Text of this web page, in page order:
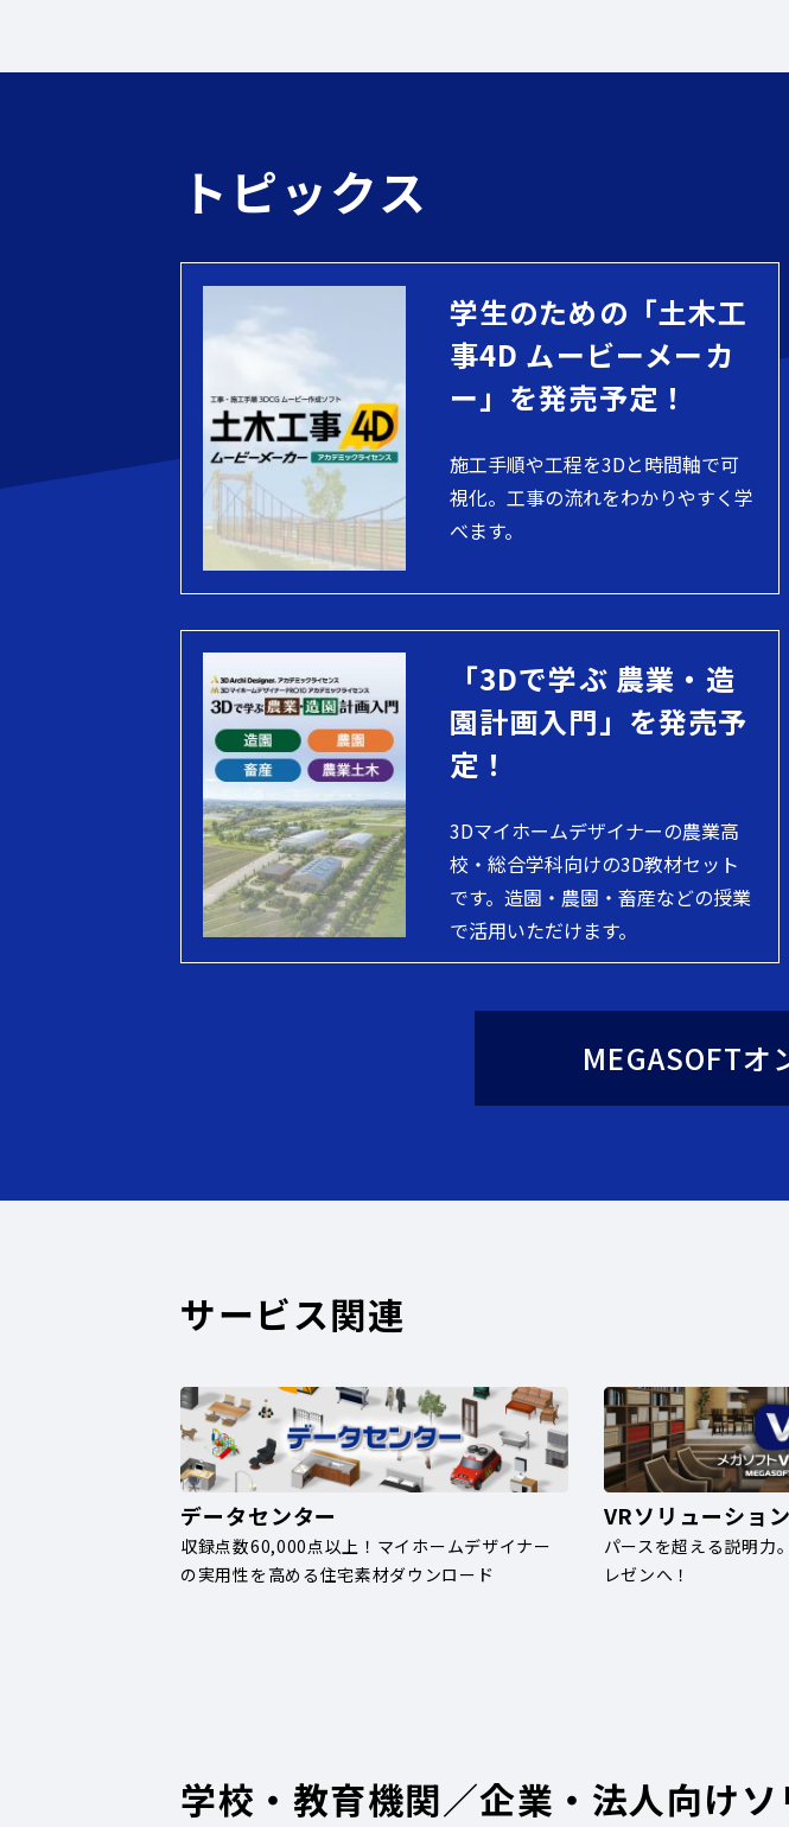
トピックス
学生のための「土木工
事4D ムービーメーカ
ー」を発売予定！
施工手順や工程を3Dと時間軸で可
視化。工事の流れをわかりやすく学
べます。
「3Dで学ぶ 農業・造
園計画入門」を発売予
定！
3Dマイホームデザイナーの農業高
校・総合学科向けの3D教材セット
です。造園・農園・畜産などの授業
で活用いただけます。
MEGASOFT
サービス関連
データセンター
収録点数60,000点以上！マイホームデザイナー
の実用性を高める住宅素材ダウンロード
VRソリューション
パースを超える説明力
レゼンへ！
学校・教育機関／企業・法人向け